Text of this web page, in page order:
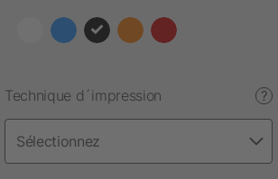
Technique d´impression ?